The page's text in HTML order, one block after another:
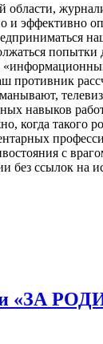
и эффективно
навыков
когда
с
ссылок
«ЗА